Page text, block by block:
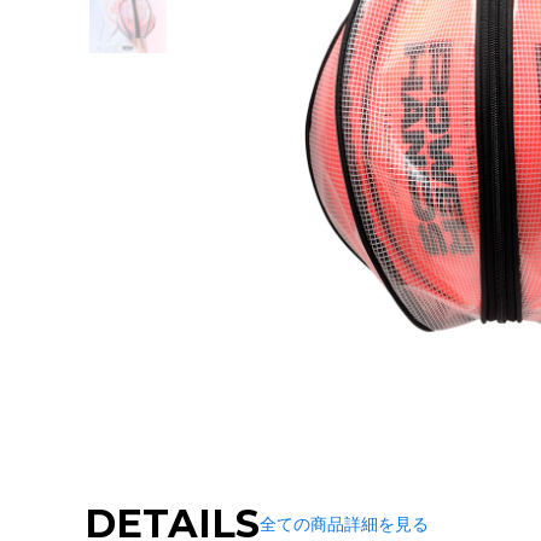
DETAILS全ての商品詳細を見る